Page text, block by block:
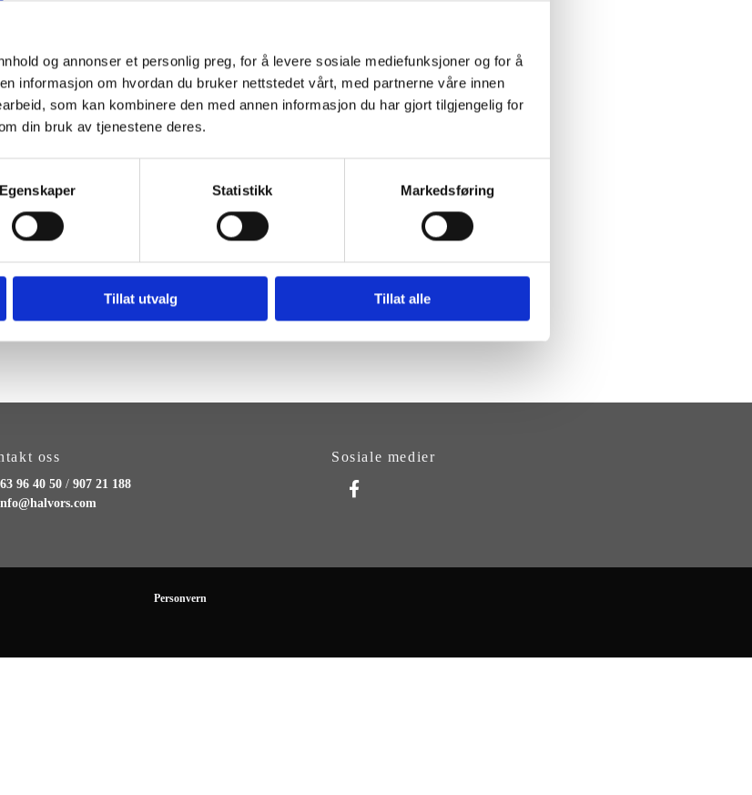
og annonser et personlig preg, for å levere sosiale mediefunksjoner og for å
informasjon om hvordan du bruker nettstedet vårt, med partnerne våre innen
som kan kombinere den med annen informasjon du har gjort tilgjengelig for
din bruk av tjenestene deres.
Egenskaper Statistikk Markedsføring
Tillat utvalg Tillat alle
17000,-
oss
63 96 40 50/ 907 21 188
Sosiale medier
Personvern